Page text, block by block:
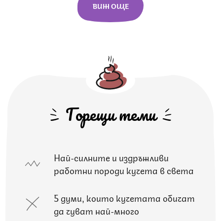
ВИЖ ОЩЕ
Горещи теми
Най-силните и издръжливи
работни породи кучета в света
5 думи, които кучетата обичат
да чуват най-много